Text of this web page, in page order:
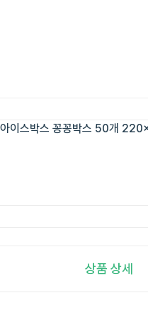
이스박스 꽁꽁박스 50개
상품 상세